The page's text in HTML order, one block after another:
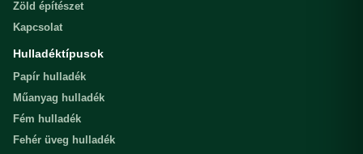
Zöld építészet
Kapcsolat
Hulladéktípusok
Papír hulladék
Műanyag hulladék
Fém hulladék
Fehér üveg hulladék